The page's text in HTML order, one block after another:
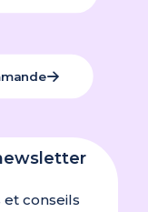
et conseils